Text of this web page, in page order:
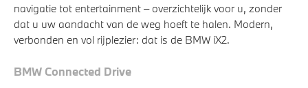
BMW Connected Drive
navigatie tot entertainment – overzichtelijk voor u, zonder
dat u uw aandacht van de weg hoeft te halen. Modern,
verbonden en vol rijplezier: dat is de BMW iX2.